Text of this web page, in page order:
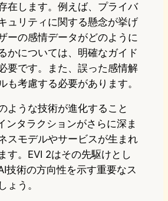
在します。例えば、プライバ
ュリティに関する懸念が挙げ
ーの感情データがどのように
かについては、明確なガイド
要です。また、誤った感情解
も考慮する必要があります。
ような技術が進化すること
ンタラクションがさらに深ま
スモデルやサービスが生まれ
す。EVI 2はその先駆けとし
技術の方向性を示す重要なス
ょう。